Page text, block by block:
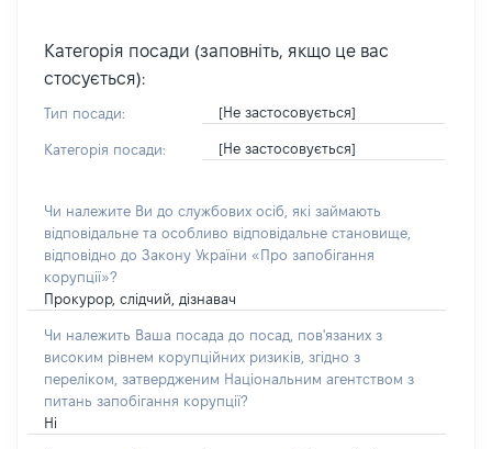
Категорія посади (заповніть, якщо це вас
стосується):
Тип посади: [Не застосовується]
Категорія посади: [Не застосовується]
Чи належите Ви до службових осіб, які займають
відповідальне та особливо відповідальне становище,
відповідно до Закону України «Про запобігання
корупції»?
Прокурор, слідчий, дізнавач
Чи належить Ваша посада до посад, пов'язаних з
високим рівнем корупційних ризиків, згідно з
переліком, затвердженим Національним агентством з
питань запобігання корупції?
Ні